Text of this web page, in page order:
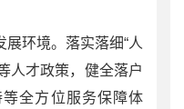
环境。落实落细“人
人才政策，健全落户
全方位服务保障体